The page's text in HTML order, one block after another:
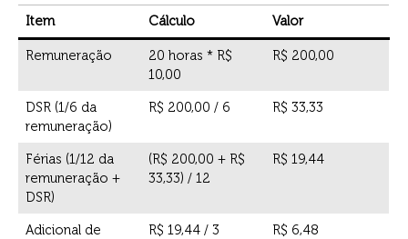
Item Cálculo Valor
Remuneração
20 horas * R$
10,00
R$ 200,00
DSR (1/6 da
remuneração)
R$ 200,00 / 6 R$ 33,33
Férias (1/12 da
remuneração +
DSR)
(R$ 200,00 + R$
33,33) / 12
R$ 19,44
Adicional de
R$ 19,44 / 3 R$ 6,48